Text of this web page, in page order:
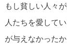
松下幸之助の名
もし貧しい人々
人たちを愛して
が与えなかったか